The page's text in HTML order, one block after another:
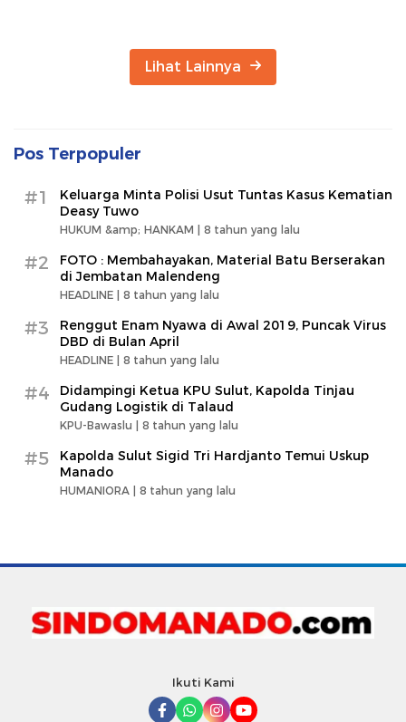
Lihat Lainnya
Pos Terpopuler
#1
Keluarga Minta Polisi Usut Tuntas Kasus Kematian
Deasy Tuwo
HUKUM &amp; HANKAM | 8 tahun yang lalu
#2
FOTO : Membahayakan, Material Batu Berserakan
di Jembatan Malendeng
HEADLINE | 8 tahun yang lalu
#3
Renggut Enam Nyawa di Awal 2019, Puncak Virus
DBD di Bulan April
HEADLINE | 8 tahun yang lalu
#4
Didampingi Ketua KPU Sulut, Kapolda Tinjau
Gudang Logistik di Talaud
KPU-Bawaslu | 8 tahun yang lalu
#5
Kapolda Sulut Sigid Tri Hardjanto Temui Uskup
Manado
HUMANIORA | 8 tahun yang lalu
Ikuti Kami